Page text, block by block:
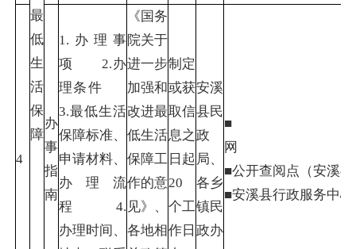
最
低
生
活
保
障
4
办
事
指
南
1.办理事
项 2.办
理条件
3.最低生活
保障标准、
申请材料、
办理流
程 4.
办理时间、
《国务
院关于
进一步
加强和
改进最
低生活
保障工
作的意
见》、
各地相
制定
或获
取信
息之
日起
20
个工
作日
安溪
县民
政
局、
各乡
镇民
政办
■
■公开查阅点（安溪
■安溪县行政服务